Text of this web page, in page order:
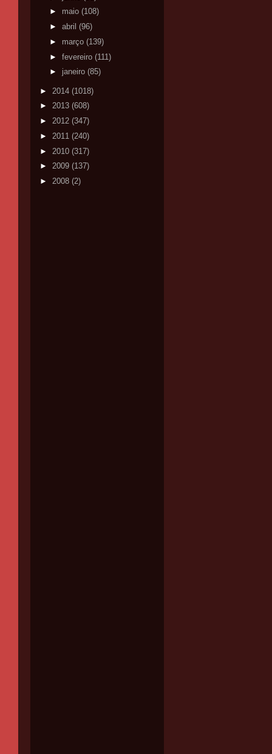
► maio (108)
► abril (96)
► março (139)
► fevereiro (111)
► janeiro (85)
► 2014 (1018)
► 2013 (608)
► 2012 (347)
► 2011 (240)
► 2010 (317)
► 2009 (137)
► 2008 (2)